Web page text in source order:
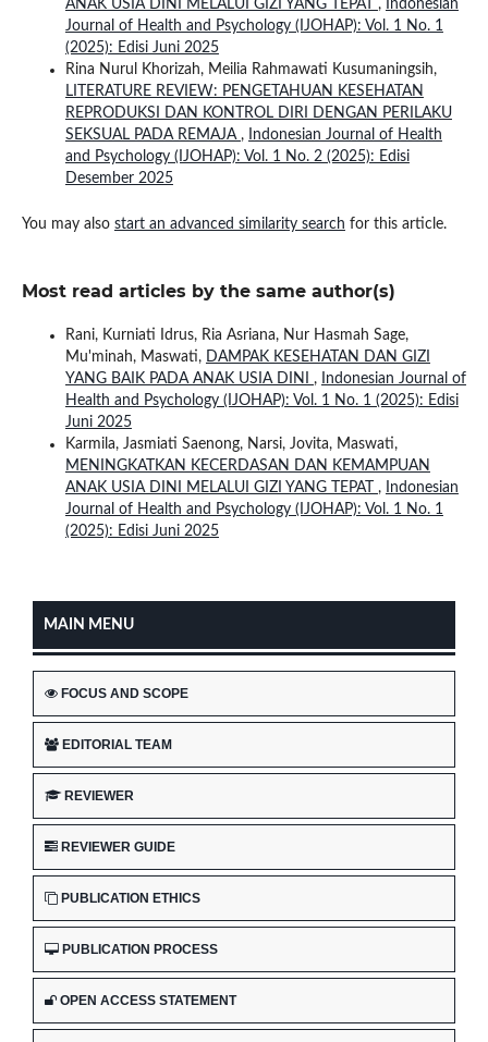
ANAK USIA DINI MELALUI GIZI YANG TEPAT ,
Indonesian
Journal of Health and Psychology (IJOHAP): Vol. 1 No. 1
(2025): Edisi Juni 2025
Rina Nurul Khorizah, Meilia Rahmawati Kusumaningsih,
LITERATURE REVIEW: PENGETAHUAN KESEHATAN
REPRODUKSI DAN KONTROL DIRI DENGAN PERILAKU
SEKSUAL PADA REMAJA ,
Indonesian Journal of Health
and Psychology (IJOHAP): Vol. 1 No. 2 (2025): Edisi
Desember 2025
You may also start an advanced similarity search for this article.
Most read articles by the same author(s)
Rani, Kurniati Idrus, Ria Asriana, Nur Hasmah Sage,
Mu'minah, Maswati, DAMPAK KESEHATAN DAN GIZI
YANG BAIK PADA ANAK USIA DINI ,
Indonesian Journal of
Health and Psychology (IJOHAP): Vol. 1 No. 1 (2025): Edisi
Juni 2025
Karmila, Jasmiati Saenong, Narsi, Jovita, Maswati,
MENINGKATKAN KECERDASAN DAN KEMAMPUAN
ANAK USIA DINI MELALUI GIZI YANG TEPAT ,
Indonesian
Journal of Health and Psychology (IJOHAP): Vol. 1 No. 1
(2025): Edisi Juni 2025
MAIN MENU
FOCUS AND SCOPE
EDITORIAL TEAM
REVIEWER
REVIEWER GUIDE
PUBLICATION ETHICS
PUBLICATION PROCESS
OPEN ACCESS STATEMENT